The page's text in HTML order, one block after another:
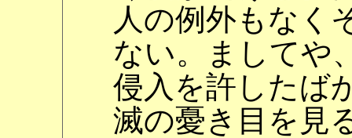
人の例外もなく
ない。ましてや
侵入を許したば
滅の憂き目を